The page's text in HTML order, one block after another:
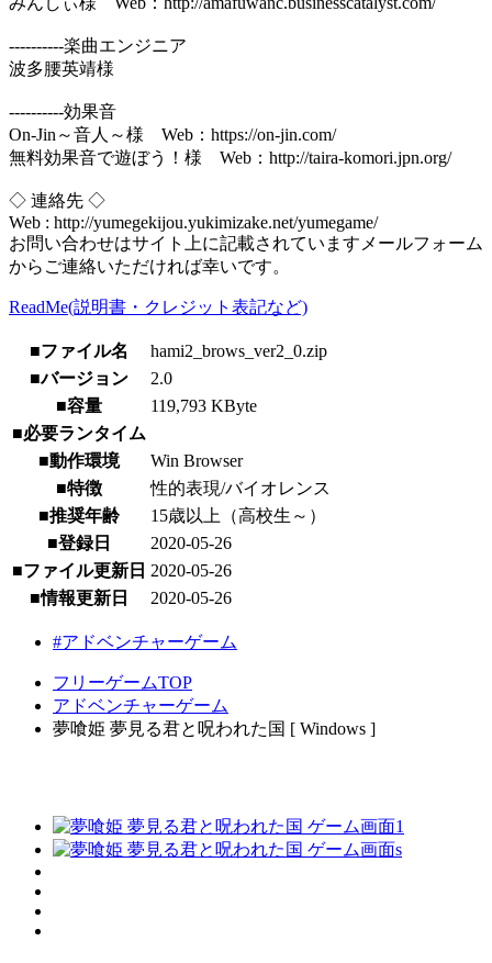
----------楽曲エンジニア
波多腰英靖様
----------効果音
On-Jin～音人～様 Web：https://on-jin.com/
無料効果音で遊ぼう！様 Web：http://taira-komori.jpn.org/
◇ 連絡先 ◇
Web : http://yumegekijou.yukimizake.net/yumegame/
お問い合わせはサイト上に記載されていますメールフォーム
からご連絡いただければ幸いです。
ReadMe(説明書・クレジット表記など)
■ファイル名
hami2_brows_ver2_0.zip
■バージョン
2.0
■容量
119,793 KByte
■必要ランタイム
■動作環境
Win Browser
■特徴
性的表現/バイオレンス
■推奨年齢
15歳以上（高校生～）
■登録日
2020-05-26
■ファイル更新日 2020-05-26
■情報更新日
2020-05-26
#アドベンチャーゲーム
フリーゲームTOP
アドベンチャーゲーム
夢喰姫 夢見る君と呪われた国 [ Windows ]